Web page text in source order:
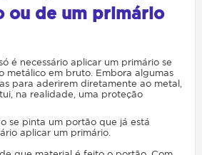
ou de um primário
é necessário aplicar um primário se
metálico em bruto. Embora algumas
para aderirem diretamente ao metal,
na realidade, uma proteção
se pinta um portão que já está
aplicar um primário.